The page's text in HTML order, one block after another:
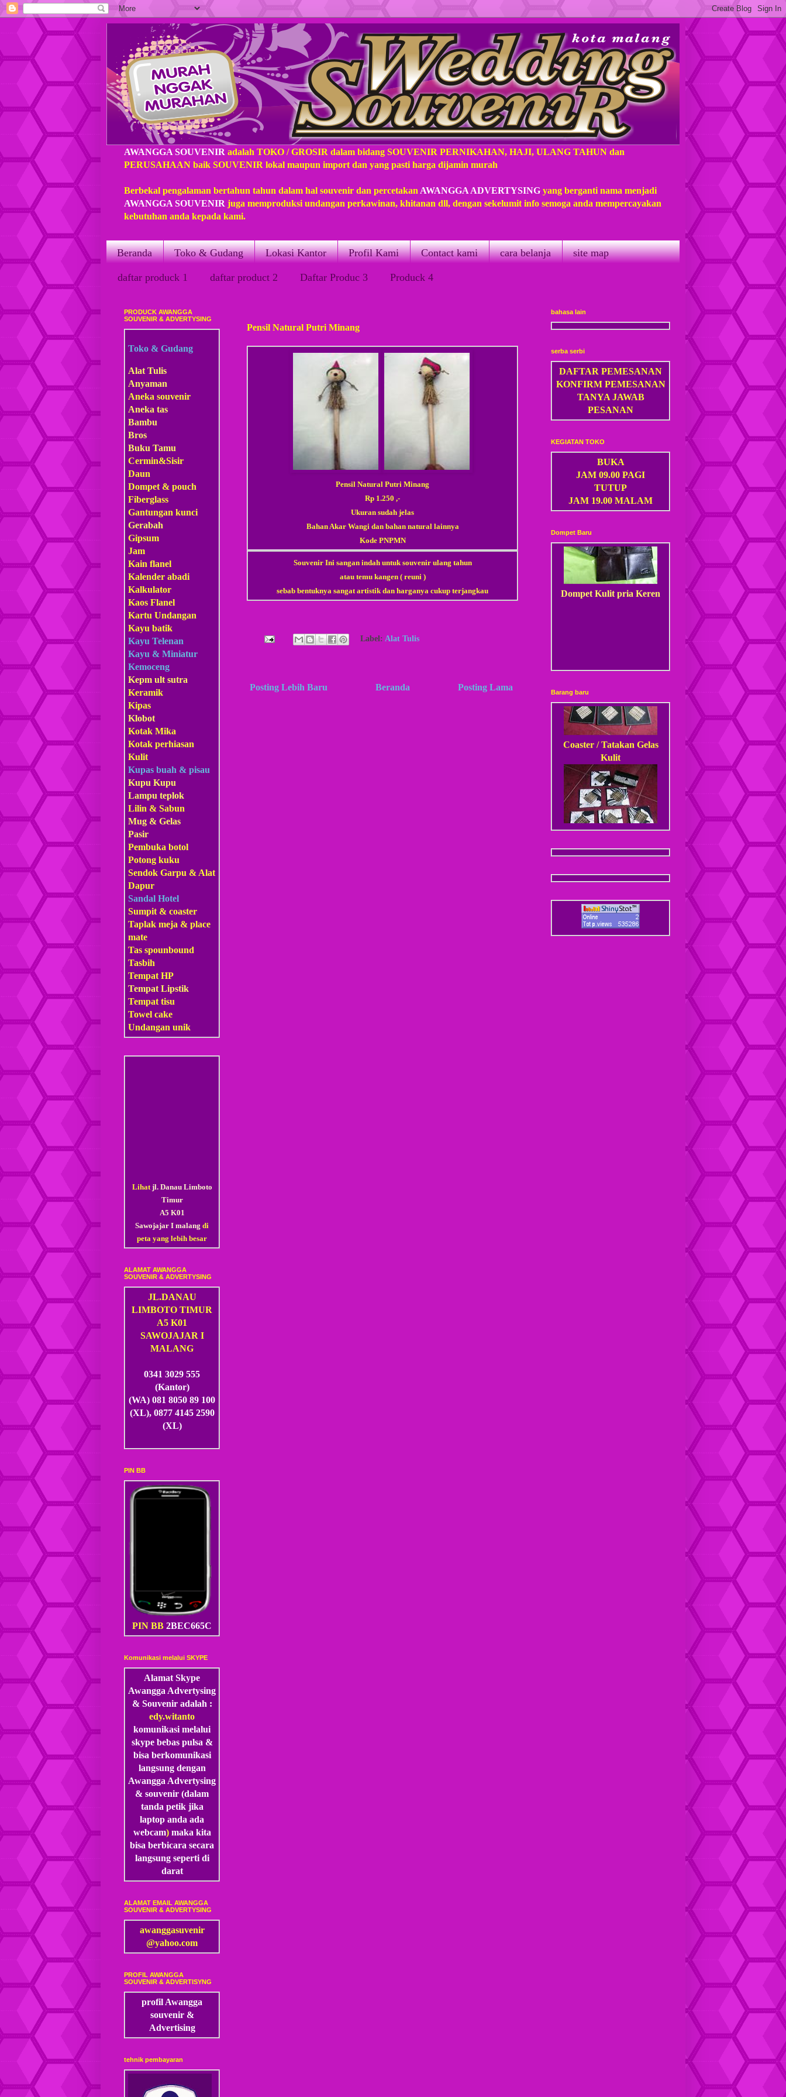
AWANGGA SOUVENIR adalah TOKO / GROSIR dalam bidang SOUVENIR PERNIKAHAN, HAJI, ULANG TAHUN dan
PERUSAHAAN baik SOUVENIR lokal maupun import dan yang pasti harga dijamin murah
Berbekal pengalaman bertahun tahun dalam hal souvenir dan percetakan AWANGGA ADVERTYSING yang berganti nama menjadi
AWANGGA SOUVENIR juga memproduksi undangan perkawinan, khitanan dll, dengan sekelumit info semoga anda mempercayakan
kebutuhan anda kepada kami.
Beranda Toko & Gudang Lokasi Kantor Profil Kami Contact kami cara belanja site map
daftar produck 1 daftar product 2 Daftar Produc 3 Produck 4
Pensil Natural Putri Minang
Pensil Natural Putri Minang
Rp 1.250 ,-
Ukuran sudah jelas
Bahan Akar Wangi dan bahan natural lainnya
Kode PNPMN
Souvenir Ini sangan indah untuk souvenir ulang tahun
atau temu kangen ( reuni )
sebab bentuknya sangat artistik dan harganya cukup terjangkau
Label: Alat Tulis
Posting Lebih Baru Posting Lama
Beranda
PRODUCK AWANGGA
SOUVENIR & ADVERTYSING
Toko & Gudang
Alat Tulis
Anyaman
Aneka souvenir
Aneka tas
Bambu
Bros
Buku Tamu
Cermin&Sisir
Daun
Dompet & pouch
Fiberglass
Gantungan kunci
Gerabah
Gipsum
Jam
Kain flanel
Kalender abadi
Kalkulator
Kaos Flanel
Kartu Undangan
Kayu batik
Kayu Telenan
Kayu & Miniatur
Kemoceng
Kepm ult sutra
Keramik
Kipas
Klobot
Kotak Mika
Kotak perhiasan
Kulit
Kupas buah & pisau
Kupu Kupu
Lampu teplok
Lilin & Sabun
Mug & Gelas
Pasir
Pembuka botol
Potong kuku
Sendok Garpu & Alat
Dapur
Sandal Hotel
Sumpit & coaster
Taplak meja & place
mate
Tas spounbound
Tasbih
Tempat HP
Tempat Lipstik
Tempat tisu
Towel cake
Undangan unik
Lihatjl. Danau Limboto
Timur
A5 K01
Sawojajar I malang di
peta yang lebih besar
ALAMAT AWANGGA
SOUVENIR & ADVERTYSING
JL.DANAU
LIMBOTO TIMUR
A5 K01
SAWOJAJAR I
MALANG
0341 3029 555
(Kantor)
(WA) 081 8050 89 100
(XL), 0877 4145 2590
(XL)
PIN BB
PIN BB 2BEC665C
Komunikasi melalui SKYPE
Alamat Skype
Awangga Advertysing
& Souvenir adalah :
edy.witanto
komunikasi melalui
skype bebas pulsa &
bisa berkomunikasi
langsung dengan
Awangga Advertysing
& souvenir (dalam
tanda petik jika
laptop anda ada
webcam) maka kita
bisa berbicara secara
langsung seperti di
darat
ALAMAT EMAIL AWANGGA
SOUVENIR & ADVERTYSING
awanggasuvenir
@yahoo.com
PROFIL AWANGGA
SOUVENIR & ADVERTISYNG
profil Awangga
souvenir &
Advertising
tehnik pembayaran
bahasa lain
serba serbi
DAFTAR PEMESANAN
KONFIRM PEMESANAN
TANYA JAWAB
PESANAN
KEGIATAN TOKO
BUKA
JAM 09.00 PAGI
TUTUP
JAM 19.00 MALAM
Dompet Baru
Dompet Kulit Sambung
Dompet kulit Cewek
Dompet kulit Cewek Halus
Dompet Kulit pria Keren
Barang baru
Coaster / Tatakan Gelas
Kulit
Batik